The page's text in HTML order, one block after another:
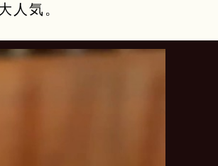
人気。